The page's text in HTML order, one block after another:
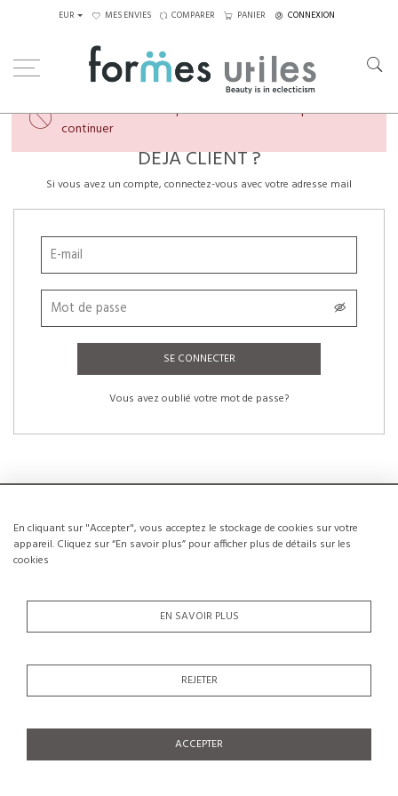
En cliquant sur "Accepter", vous acceptez le stockage de cookies sur votre
appareil. Cliquez sur “En savoir plus” pour afficher plus de détails sur les
cookies
EN SAVOIR PLUS
REJETER
ACCEPTER
EUR MES ENVIES COMPARER PANIER CONNEXION
Veuillez créer un compte ou vous connecter pour
continuer
DÉJÀ CLIENT ?
Si vous avez un compte, connectez-vous avec votre adresse mail
SE CONNECTER
Vous avez oublié votre mot de passe?
NOUVEAUX CLIENTS
La création d’un compte a de nombreux avantages: sauvegarder la liste de vos
CRÉER UN COMPTE